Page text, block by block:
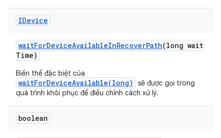
IDevice
waitForDeviceAvailableInRecoverPath(long wait
Time)
Biến thể đặc biệt của
waitForDeviceAvailable(long)
sẽ được gọi trong
quá trình khôi phục để điều chỉnh cách xử lý.
boolean